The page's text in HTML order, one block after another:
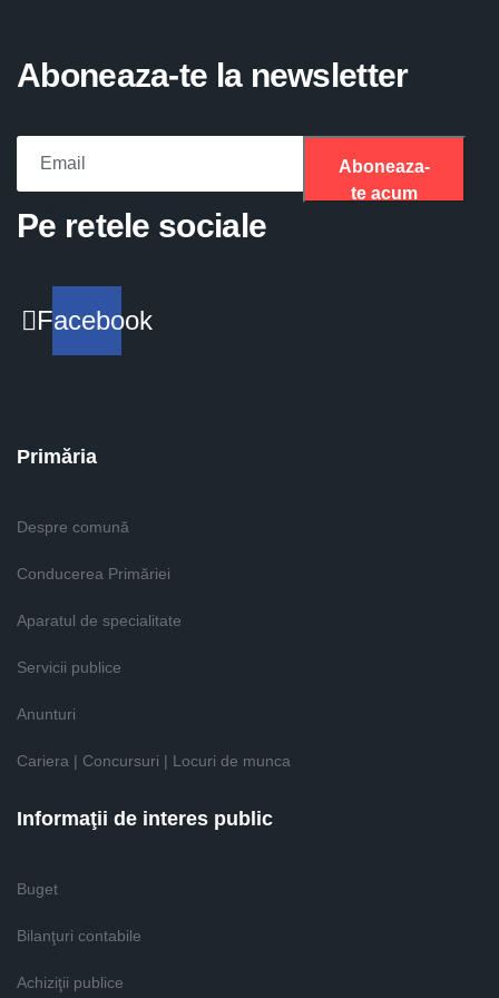
Aboneaza-te la newsletter
Aboneaza-
te acum
Pe retele sociale
Facebook
Primăria
Despre comună
Conducerea Primăriei
Aparatul de specialitate
Servicii publice
Anunturi
Cariera | Concursuri | Locuri de munca
Informaţii de interes public
Buget
Bilanţuri contabile
Achiziţii publice